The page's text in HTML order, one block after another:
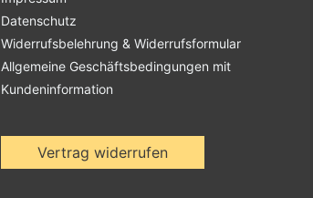
Datenschutz
Widerrufsbelehrung & Widerrufsformular
Allgemeine Geschäftsbedingungen mit
Kundeninformation
Vertrag widerrufen